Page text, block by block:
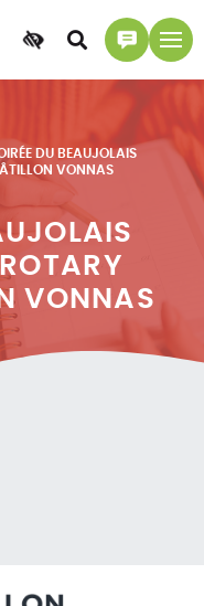
Accessibilité
Accéder
à
Accéder
à
contact
DU BEAUJOLAIS
VONNAS
VONNAS